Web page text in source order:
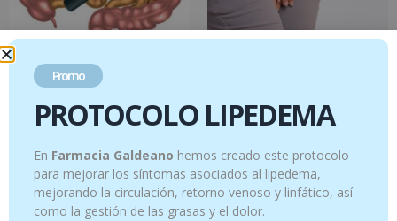
Protocolo SIBO
72.20€ 69.95€
Select options
€-22.95 €
Ver productos
Promo
PROTOCOLO LIPEDEMA
En Farmacia Galdeano hemos creado este protocolo
para mejorar los síntomas asociados al lipedema,
mejorando la circulación, retorno venoso y linfático, así
como la gestión de las grasas y el dolor.